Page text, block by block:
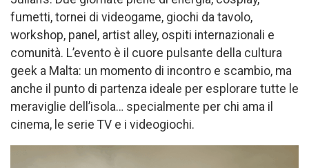
fumetti, tornei di videogame, giochi da tavolo,
workshop, panel, artist alley, ospiti internazionali e
comunità. L’evento è il cuore pulsante della cultura
geek a Malta: un momento di incontro e scambio, ma
anche il punto di partenza ideale per esplorare tutte le
meraviglie dell’isola… specialmente per chi ama il
cinema, le serie TV e i videogiochi.